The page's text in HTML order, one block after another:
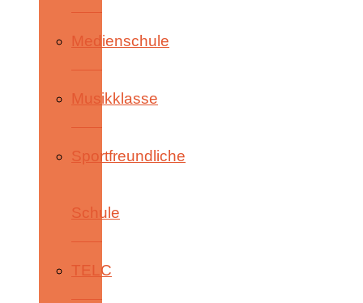
Medienschule
Musikklasse
Sportfreundliche
Schule
TELC